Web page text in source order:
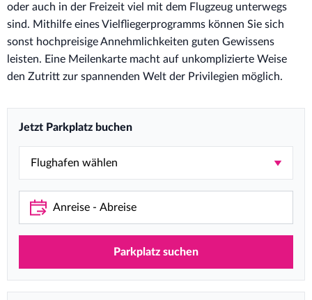
oder auch in der Freizeit viel mit dem Flugzeug unterwegs
sind. Mithilfe eines Vielfliegerprogramms können Sie sich
sonst hochpreisige Annehmlichkeiten guten Gewissens
leisten. Eine Meilenkarte macht auf unkomplizierte Weise
den Zutritt zur spannenden Welt der Privilegien möglich.
Jetzt Parkplatz buchen
Parkplatz suchen